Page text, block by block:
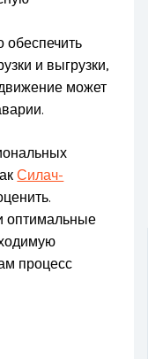
обеспечить
и выгрузки,
может
Силач-
оптимальные
процесс